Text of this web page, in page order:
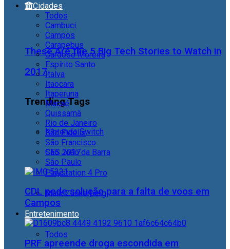
These Are the 5 Big Tech Stories to Watch in
2017
Trending Tags
Nintendo Switch
CES 2017
Playstation 4 Pro
Mark Zuckerberg
Entretenimento
Todos
Cidades
Todos
Cambuci
Campos
Carapebus
Cardoso Moreira
Espírito Santo
Italva
Itaocara
Itaperuna
Macaé
Quissamã
Rio de Janeiro
São Fidélis
São Francisco
São João da Barra
São Paulo
CDL pede solução para a falta de voos em
Campos
PRF apreende droga escondida em